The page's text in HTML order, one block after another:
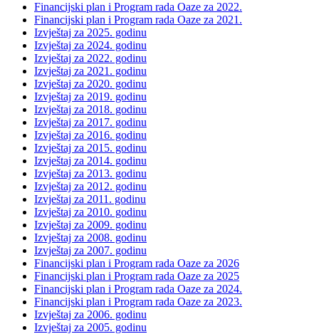
Financijski plan i Program rada Oaze za 2022.
Financijski plan i Program rada Oaze za 2021.
Izvještaj za 2025. godinu
Izvještaj za 2024. godinu
Izvještaj za 2022. godinu
Izvještaj za 2021. godinu
Izvještaj za 2020. godinu
Izvještaj za 2019. godinu
Izvještaj za 2018. godinu
Izvještaj za 2017. godinu
Izvještaj za 2016. godinu
Izvještaj za 2015. godinu
Izvještaj za 2014. godinu
Izvještaj za 2013. godinu
Izvještaj za 2012. godinu
Izvještaj za 2011. godinu
Izvještaj za 2010. godinu
Izvještaj za 2009. godinu
Izvještaj za 2008. godinu
Izvještaj za 2007. godinu
Financijski plan i Program rada Oaze za 2026
Financijski plan i Program rada Oaze za 2025
Financijski plan i Program rada Oaze za 2024.
Financijski plan i Program rada Oaze za 2023.
Izvještaj za 2006. godinu
Izvještaj za 2005. godinu